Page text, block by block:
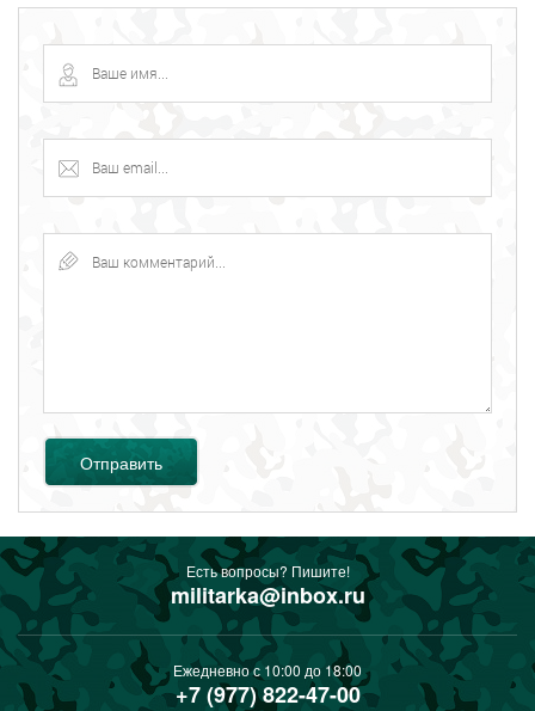
Отправить
Есть вопросы? Пишите!
militarka@inbox.ru
Ежедневно с 10:00 до 18:00
+7 (977) 822-47-00